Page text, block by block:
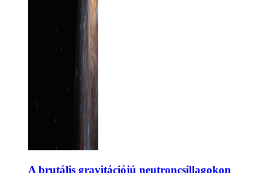
A brutális gravitációjú neutroncsillagokon